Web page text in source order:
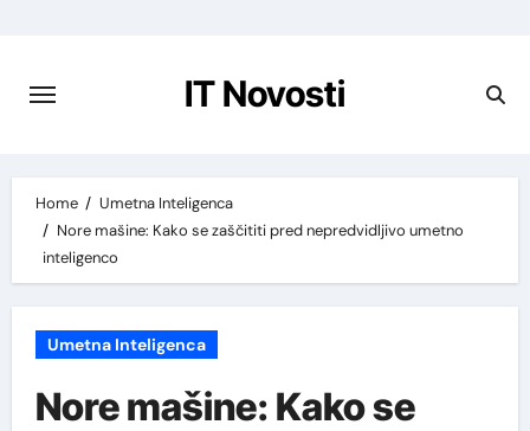
vsebino
IT Novosti
Home
Umetna Inteligenca
Nore mašine: Kako se zaščititi pred nepredvidljivo umetno
inteligenco
Umetna Inteligenca
Nore mašine: Kako se